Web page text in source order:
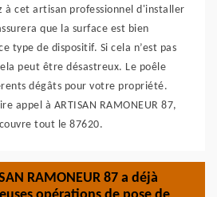
à cet artisan professionnel d'installer
que la surface est bien
type de dispositif. Si cela n’est pas
peut être désastreux. Le poêle
dégâts pour votre propriété.
appel à ARTISAN RAMONEUR 87,
tout le 87620.
RAMONEUR 87 a déjà